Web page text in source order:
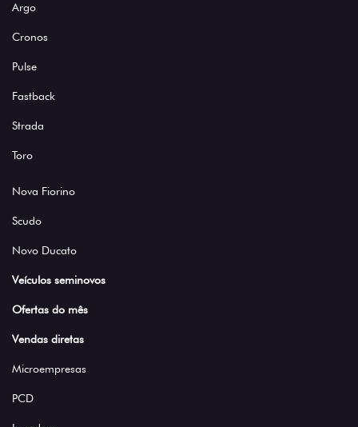
Argo
Cronos
Pulse
Fastback
Strada
Toro
Nova Fiorino
Scudo
Novo Ducato
Veículos seminovos
Ofertas do mês
Vendas diretas
Microempresas
PCD